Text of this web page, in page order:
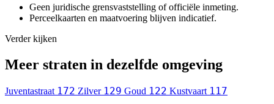
Geen juridische grensvaststelling of officiële inmeting.
Perceelkaarten en maatvoering blijven indicatief.
Verder kijken
Meer straten in dezelfde omgeving
Juventastraat 172 Zilver 129 Goud 122 Kustvaart 117